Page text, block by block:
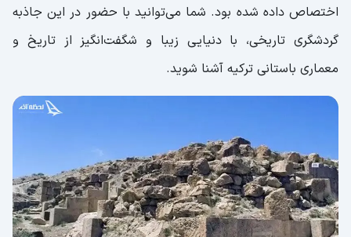
اختصاص داده شده بود. شما می‌توانید با حضور در این جاذبه
گردشگری تاریخی، با دنیایی زیبا و شگفت‌انگیز از تاریخ و
معماری باستانی ترکیه آشنا شوید.